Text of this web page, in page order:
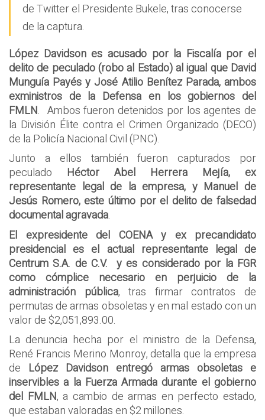
de Twitter el Presidente Bukele, tras conocerse
de la captura.
López Davidson es acusado por la Fiscalía por el
delito de peculado (robo al Estado) al igual que David
Munguía Payés y José Atilio Benítez Parada, ambos
exministros de la Defensa en los gobiernos del
FMLN. Ambos fueron detenidos por los agentes de
la División Élite contra el Crimen Organizado (DECO)
de la Policía Nacional Civil (PNC).
Junto a ellos también fueron capturados por
peculado Héctor Abel Herrera Mejía, ex
representante legal de la empresa, y Manuel de
Jesús Romero, este último por el delito de falsedad
documental agravada.
El expresidente del COENA y ex precandidato
presidencial es el actual representante legal de
Centrum S.A. de C.V. y es considerado por la FGR
como cómplice necesario en perjuicio de la
administración pública, tras firmar contratos de
permutas de armas obsoletas y en mal estado con un
valor de $2,051,893.00.
La denuncia hecha por el ministro de la Defensa,
René Francis Merino Monroy, detalla que la empresa
de López Davidson entregó armas obsoletas e
inservibles a la Fuerza Armada durante el gobierno
del FMLN, a cambio de armas en perfecto estado,
que estaban valoradas en $2 millones.